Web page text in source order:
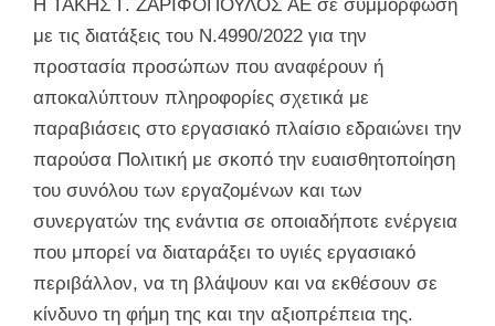
Η ΤΑΚΗΣ Γ. ΖΑΡΙΦΟΠΟΥΛΟΣ ΑΕ σε συμμόρφωση
με τις διατάξεις του Ν.4990/2022 για την
προστασία προσώπων που αναφέρουν ή
αποκαλύπτουν πληροφορίες σχετικά με
παραβιάσεις στο εργασιακό πλαίσιο εδραιώνει την
παρούσα Πολιτική με σκοπό την ευαισθητοποίηση
του συνόλου των εργαζομένων και των
συνεργατών της ενάντια σε οποιαδήποτε ενέργεια
που μπορεί να διαταράξει το υγιές εργασιακό
περιβάλλον, να τη βλάψουν και να εκθέσουν σε
κίνδυνο τη φήμη της και την αξιοπρέπεια της.